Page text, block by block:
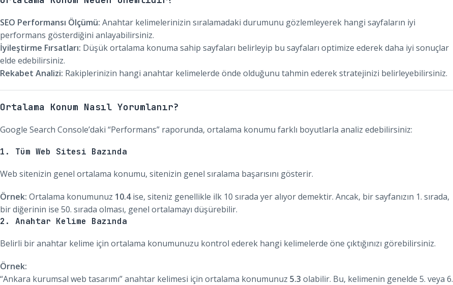
SEO Performansı Ölçümü: Anahtar kelimelerinizin sıralamadaki durumunu gözlemleyerek hangi sayfaların iyi
performans gösterdiğini anlayabilirsiniz.
İyileştirme Fırsatları: Düşük ortalama konuma sahip sayfaları belirleyip bu sayfaları optimize ederek daha iyi sonuçlar
elde edebilirsiniz.
Rekabet Analizi: Rakiplerinizin hangi anahtar kelimelerde önde olduğunu tahmin ederek stratejinizi belirleyebilirsiniz.
Ortalama Konum Nasıl Yorumlanır?
Google Search Console’daki “Performans” raporunda, ortalama konumu farklı boyutlarla analiz edebilirsiniz:
1. Tüm Web Sitesi Bazında
Web sitenizin genel ortalama konumu, sitenizin genel sıralama başarısını gösterir.
Örnek: Ortalama konumunuz 10.4ise, siteniz genellikle ilk 10 sırada yer alıyor demektir. Ancak, bir sayfanızın 1. sırada,
bir diğerinin ise 50. sırada olması, genel ortalamayı düşürebilir.
2. Anahtar Kelime Bazında
Belirli bir anahtar kelime için ortalama konumunuzu kontrol ederek hangi kelimelerde öne çıktığınızı görebilirsiniz.
Örnek:
“Ankara kurumsal web tasarımı” anahtar kelimesi için ortalama konumunuz 5.3 olabilir. Bu, kelimenin genelde 5. veya 6.